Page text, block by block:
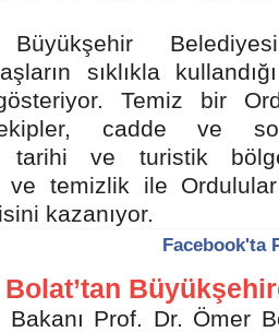
sıklıkla
Temiz bir
cadde ve
tarihi ve turistik
ve temizlik ile
kazanıyor.
Facebook'ta
Bolat’tan
Bakanı Prof. Dr. Ömer